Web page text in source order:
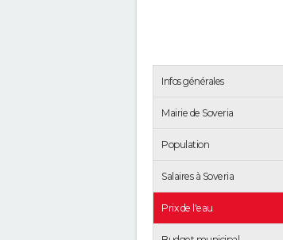
Infos générales
Mairie de Soveria
Population
Salaires à Soveria
Prix de l'eau